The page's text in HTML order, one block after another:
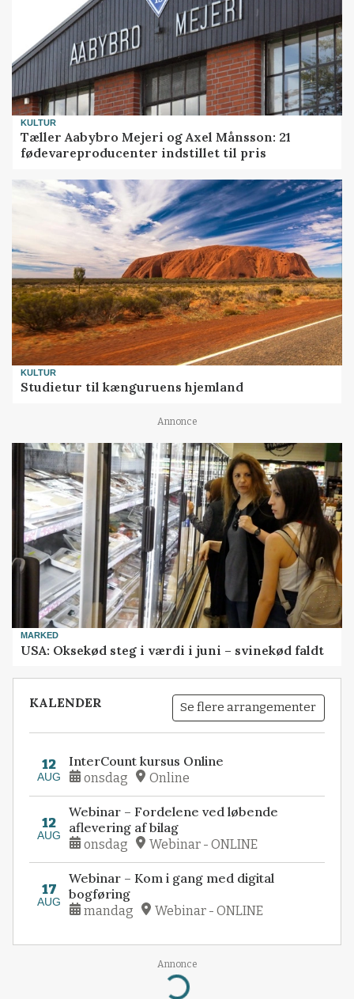
KULTUR
Tæller Aabybro Mejeri og Axel Månsson: 21
fødevareproducenter indstillet til pris
KULTUR
Studietur til kænguruens hjemland
Annonce
MARKED
USA: Oksekød steg i værdi i juni – svinekød faldt
KALENDER Se flere arrangementer
12
AUG
InterCount kursus Online
onsdag Online
12
AUG
Webinar – Fordelene ved løbende
aflevering af bilag
onsdag Webinar - ONLINE
17
AUG
Webinar – Kom i gang med digital
bogføring
mandag Webinar - ONLINE
Annonce
Loading...